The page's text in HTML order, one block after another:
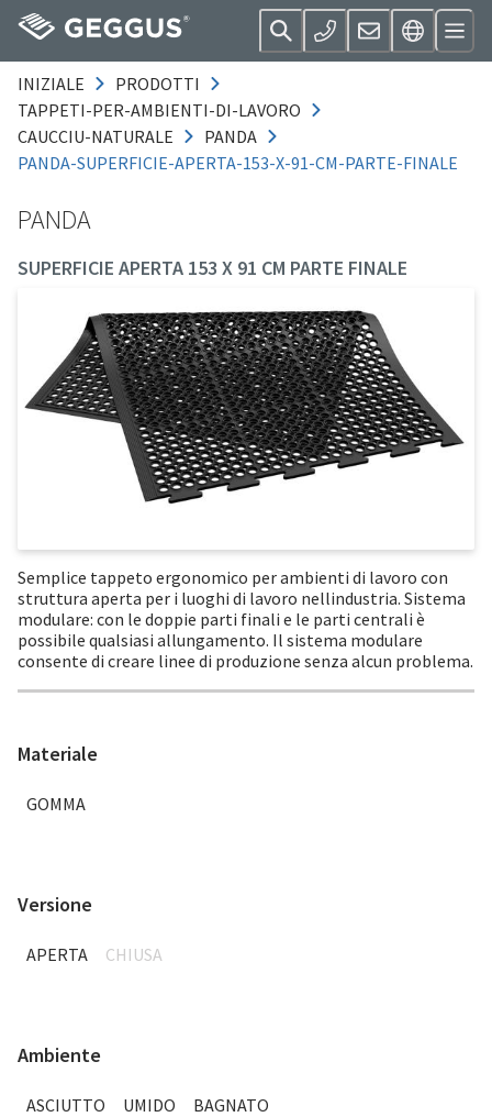
INIZIALE
PRODOTTI
TAPPETI-PER-AMBIENTI-DI-LAVORO
CAUCCIU-NATURALE
PANDA
PANDA-SUPERFICIE-APERTA-153-X-91-CM-PARTE-FINALE
PANDA
SUPERFICIE APERTA 153 X 91 CM PARTE FINALE
Semplice tappeto ergonomico per ambienti di lavoro con
struttura aperta per i luoghi di lavoro nellindustria. Sistema
modulare: con le doppie parti finali e le parti centrali è
possibile qualsiasi allungamento. Il sistema modulare
consente di creare linee di produzione senza alcun problema.
Materiale
GOMMA
Versione
APERTA CHIUSA
Ambiente
ASCIUTTO UMIDO BAGNATO